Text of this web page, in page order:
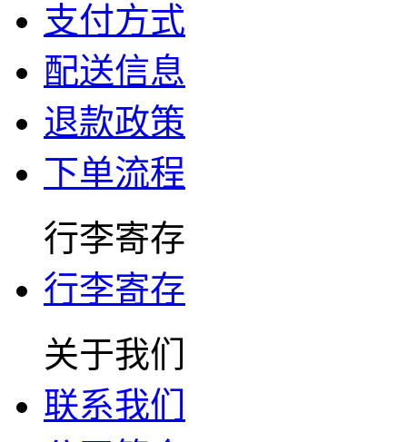
支付方式
配送信息
退款政策
下单流程
行李寄存
行李寄存
关于我们
联系我们